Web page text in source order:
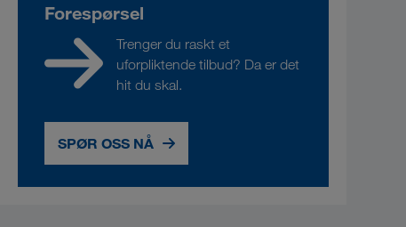
Forespørsel
Trenger du raskt et
uforpliktende tilbud? Da er det
hit du skal.
SPØR OSS NÅ